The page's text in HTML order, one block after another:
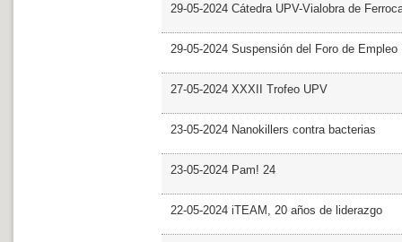
29-05-2024 Cátedra UPV-Vialobra de
29-05-2024 Suspensión del Foro de Empleo
27-05-2024 XXXII Trofeo UPV
23-05-2024 Nanokillers contra bacterias
23-05-2024 Pam! 24
22-05-2024 iTEAM, 20 años de liderazgo